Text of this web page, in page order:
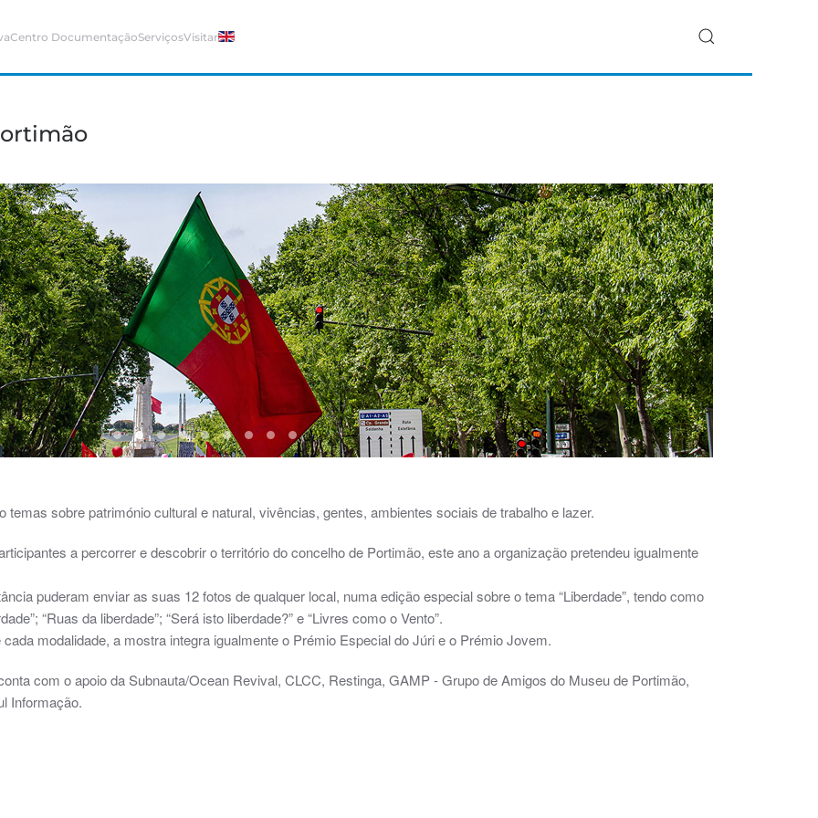
Centro DocumentaçãoServiçosVisitar
OnLine 2Premio MelhorRolo-T2 06 45X30cm 1117x446px
OnLine 3Premio MelhorRolo-T2 05 45X30cm 1117x446px
OnLine 3Premio MelhorRolo-T4 10 45X30cm 1117x446px
OnLine 3Premio MelhorRolo-T4 12 45X30cm 1117x446px
OnLine MelhorFoto-T2 02 100x65cm 1117x446px
OnLine MelhorFoto-T4 04 100x65cm 1117x446px
Presencial 2Premio MelhorRolo-T4 10 45x30cm 1117x446px
Presencial 3Premio MelhorRolo-T3 07 45x30cm 1117x446px
Presencial MelhorFoto-T2 02 70x45cm 1117x446px
temas sobre património cultural e natural, vivências, gentes, ambientes sociais de trabalho e lazer.
a percorrer e descobrir o território do concelho de Portimão, este ano a organização pretendeu igualmente
puderam enviar as suas 12 fotos de qualquer local, numa edição especial sobre o tema “Liberdade”, tendo como
“Ruas da liberdade”; “Será isto liberdade?” e “Livres como o Vento”.
modalidade, a mostra integra igualmente o Prémio Especial do Júri e o Prémio Jovem.
com o apoio da Subnauta/Ocean Revival, CLCC, Restinga, GAMP - Grupo de Amigos do Museu de Portimão,
Informação.